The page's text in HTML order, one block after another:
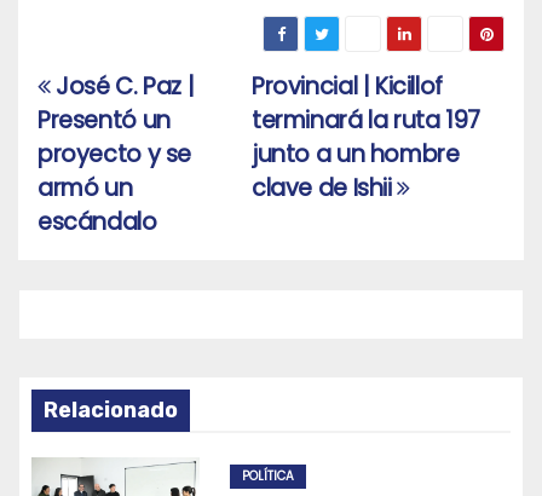
Navegación
de
entradas
Provincial | Kicillof
terminará la ruta 197
junto a un hombre
clave de Ishii
José C. Paz |
Presentó un
proyecto y se
armó un
escándalo
Relacionado
POLÍTICA